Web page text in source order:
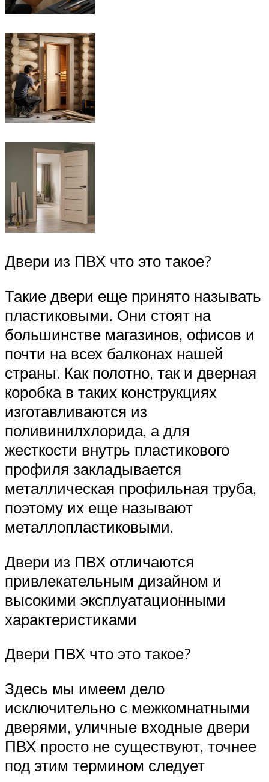
Двери из ПВХ что это такое?
Такие двери еще принято называть
пластиковыми. Они стоят на
большинстве магазинов, офисов и
почти на всех балконах нашей
страны. Как полотно, так и дверная
коробка в таких конструкциях
изготавливаются из
поливинилхлорида, а для
жесткости внутрь пластикового
профиля закладывается
металлическая профильная труба,
поэтому их еще называют
металлопластиковыми.
Двери из ПВХ отличаются
привлекательным дизайном и
высокими эксплуатационными
характеристиками
Двери ПВХ что это такое?
Здесь мы имеем дело
исключительно с межкомнатными
дверями, уличные входные двери
ПВХ просто не существуют, точнее
под этим термином следует